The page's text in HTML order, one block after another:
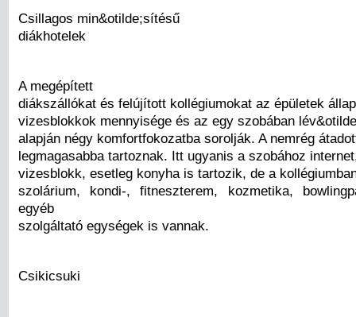
Csillagos min&otilde;sítésű
diákhotelek
A megépített
diákszállókat és felújított kollégiumokat az épületek
vizesblokkok mennyisége és az egy szobában
alapján négy komfortfokozatba sorolják. A nemrég
legmagasabba tartoznak. Itt ugyanis a szobához
vizesblokk, esetleg konyha is tartozik, de a
szolárium, kondi-, fitneszterem, kozmetika,
egyéb
szolgáltató egységek is vannak.
Csikicsuki